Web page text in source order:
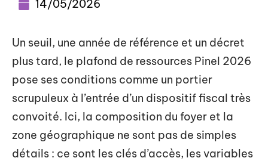
14/05/2026
Un seuil, une année de référence et un décret
plus tard, le plafond de ressources Pinel 2026
pose ses conditions comme un portier
scrupuleux à l’entrée d’un dispositif fiscal très
convoité. Ici, la composition du foyer et la
zone géographique ne sont pas de simples
détails : ce sont les clés d’accès, les variables